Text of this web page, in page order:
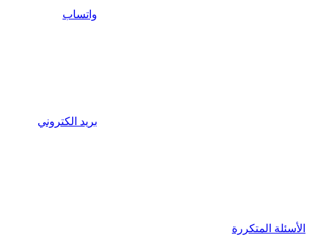
واتساب
بريد الكتروني
الأسئلة المتكررة